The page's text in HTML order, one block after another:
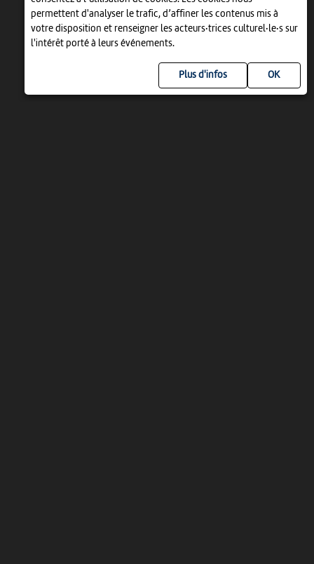
permettent d'analyser le trafic, d’affiner les contenus mis à
votre disposition et renseigner les acteurs·trices culturel·le·s sur
l'intérêt porté à leurs événements.
Plus d'infos